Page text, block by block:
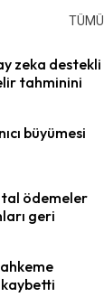
TÜMÜ
zeka destekli
tahminini
büyümesi
ödemeler
geri